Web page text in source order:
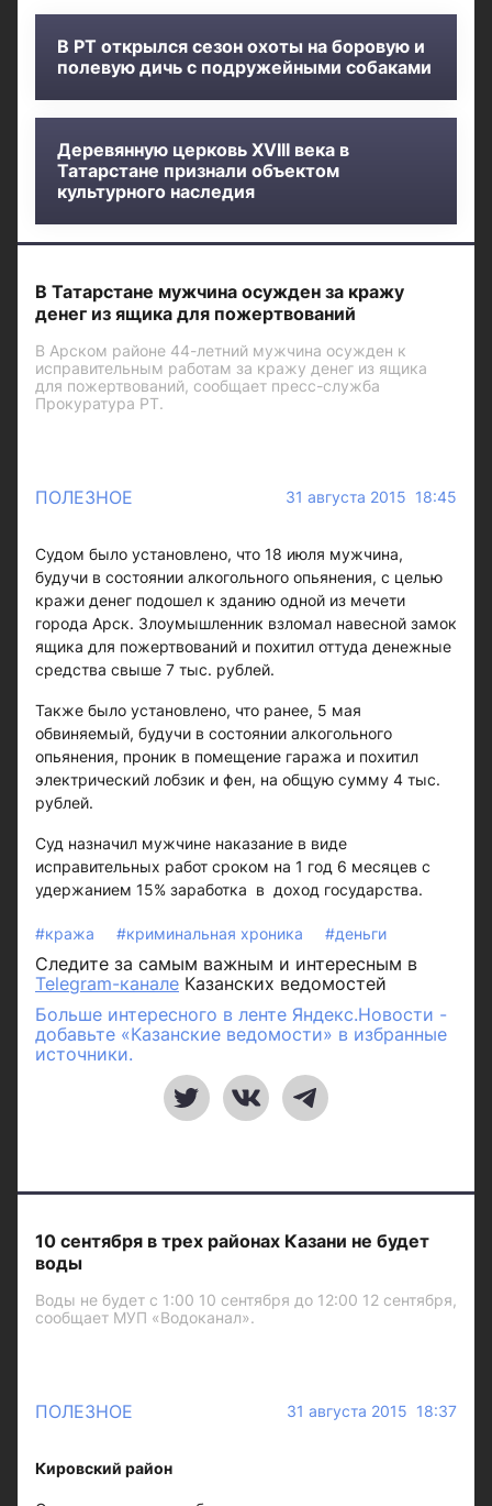
В РТ открылся сезон охоты на боровую и
полевую дичь с подружейными собаками
Деревянную церковь XVIII века в
Татарстане признали объектом
культурного наследия
В Татарстане мужчина осужден за кражу
денег из ящика для пожертвований
В Арском районе 44-летний мужчина осужден к
исправительным работам за кражу денег из ящика
для пожертвований, сообщает пресс-служба
Прокуратура РТ.
ПОЛЕЗНОЕ 31 августа 2015 18:45
Судом было установлено, что 18 июля мужчина,
будучи в состоянии алкогольного опьянения, с целью
кражи денег подошел к зданию одной из мечети
города Арск. Злоумышленник взломал навесной замок
ящика для пожертвований и похитил оттуда денежные
средства свыше 7 тыс. рублей.
Также было установлено, что ранее, 5 мая
обвиняемый, будучи в состоянии алкогольного
опьянения, проник в помещение гаража и похитил
электрический лобзик и фен, на общую сумму 4 тыс.
рублей.
Суд назначил мужчине наказание в виде
исправительных работ сроком на 1 год 6 месяцев с
удержанием 15% заработка в доход государства.
#кража #криминальная хроника #деньги
Следите за самым важным и интересным в
Telegram-канале Казанских ведомостей
Больше интересного в ленте Яндекс.Новости -
добавьте «Казанские ведомости» в избранные
источники.
10 сентября в трех районах Казани не будет
воды
Воды не будет с 1:00 10 сентября до 12:00 12 сентября,
сообщает МУП «Водоканал».
ПОЛЕЗНОЕ 31 августа 2015 18:37
Кировский район